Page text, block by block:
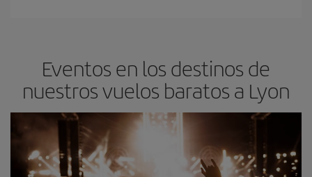
Eventos en los destinos de
nuestros vuelos baratos a Lyon